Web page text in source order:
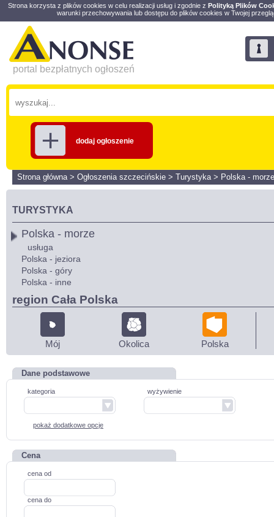
Strona korzysta z plików cookies w celu realizacji usług i zgodnie z Polityką Plików
warunki przechowywania lub dostępu do plików cookies w Twojej
portal bezpłatnych ogłoszeń
dodaj ogłoszenie
Strona główna> Ogłoszenia szczecińskie > Turystyka> Polska - morze
TURYSTYKA
Polska - morze
usługa
Polska - jeziora
Polska - góry
Polska - inne
region Cała Polska
Mój Okolica Polska
Dane podstawowe
kategoria wyżywienie
pokaż dodatkowe opcje
Cena
cena od
cena do